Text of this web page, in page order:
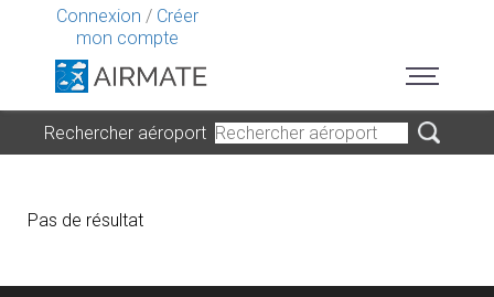
Connexion / Créer
mon compte
Rechercher aéroport
Pas de résultat